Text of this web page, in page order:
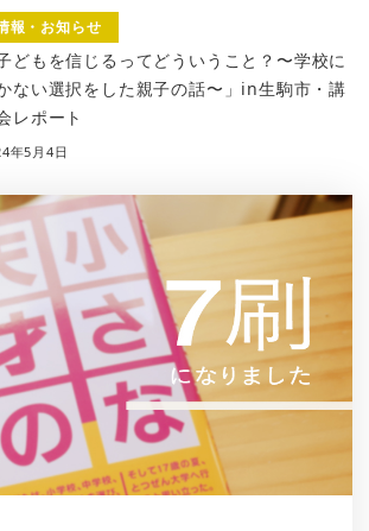
報・お知らせ
子どもを信じるってどういうこと？〜学校に
ない選択をした親子の話〜」in生駒市・講
レポート
年5月4日